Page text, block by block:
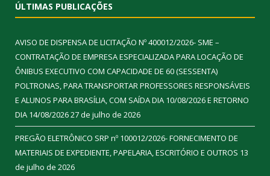
ÚLTIMAS PUBLICAÇÕES
AVISO DE DISPENSA DE LICITAÇÃO Nº 400012/2026- SME –
CONTRATAÇÃO DE EMPRESA ESPECIALIZADA PARA LOCAÇÃO DE
ÔNIBUS EXECUTIVO COM CAPACIDADE DE 60 (SESSENTA)
POLTRONAS, PARA TRANSPORTAR PROFESSORES RESPONSÁVEIS
E ALUNOS PARA BRASÍLIA, COM SAÍDA DIA 10/08/2026 E RETORNO
DIA 14/08/202627 de julho de 2026
PREGÃO ELETRÔNICO SRP nº 100012/2026- FORNECIMENTO DE
MATERIAIS DE EXPEDIENTE, PAPELARIA, ESCRITÓRIO E OUTROS 13
de julho de 2026